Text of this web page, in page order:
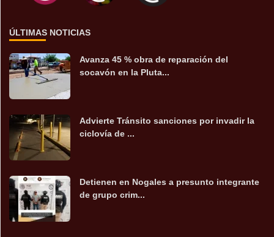
ÚLTIMAS NOTICIAS
Avanza 45 % obra de reparación del
socavón en la Pluta...
Advierte Tránsito sanciones por invadir la
ciclovía de ...
Detienen en Nogales a presunto integrante
de grupo crim...